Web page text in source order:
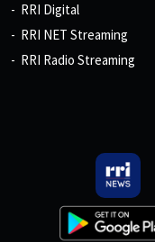
RRI Digital
RRI NET Streaming
RRI Radio Streaming